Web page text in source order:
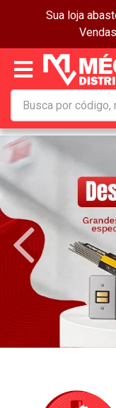
Sua loja